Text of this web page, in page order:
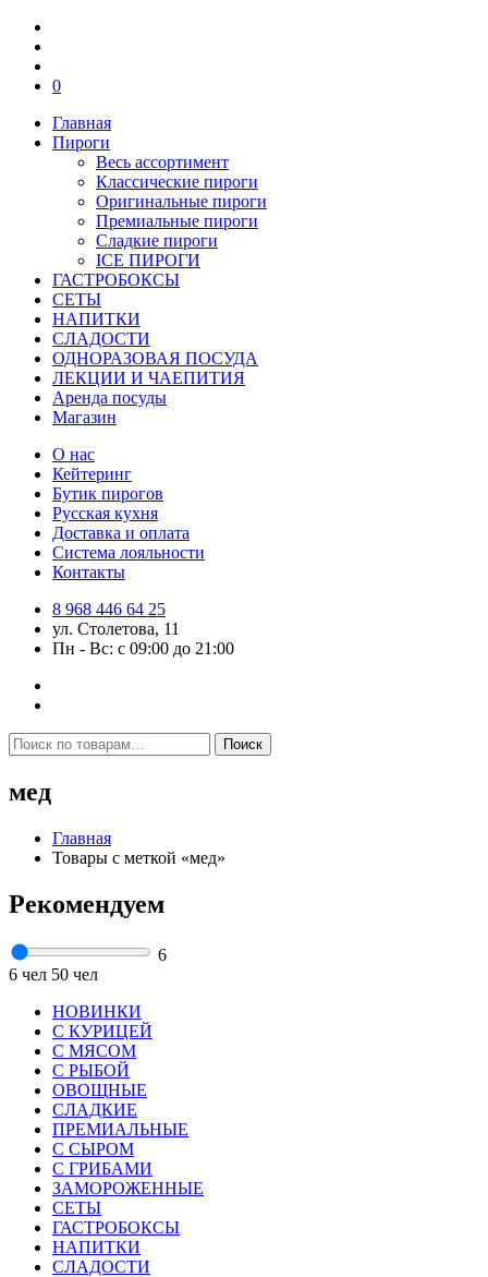
0
Главная
Пироги
Весь ассортимент
Классические пироги
Оригинальные пироги
Премиальные пироги
Сладкие пироги
ICE ПИРОГИ
ГАСТРОБОКСЫ
СЕТЫ
НАПИТКИ
СЛАДОСТИ
ОДНОРАЗОВАЯ ПОСУДА
ЛЕКЦИИ И ЧАЕПИТИЯ
Аренда посуды
Магазин
О нас
Кейтеринг
Бутик пирогов
Русская кухня
Доставка и оплата
Система лояльности
Контакты
8 968 446 64 25
ул. Столетова, 11
Пн - Вс: с 09:00 до 21:00
Искать: Поиск
мед
Главная
Товары с меткой «мед»
Рекомендуем
6
6 чел 50 чел
НОВИНКИ
С КУРИЦЕЙ
С МЯСОМ
С РЫБОЙ
ОВОЩНЫЕ
СЛАДКИЕ
ПРЕМИАЛЬНЫЕ
С СЫРОМ
С ГРИБАМИ
ЗАМОРОЖЕННЫЕ
СЕТЫ
ГАСТРОБОКСЫ
НАПИТКИ
СЛАДОСТИ